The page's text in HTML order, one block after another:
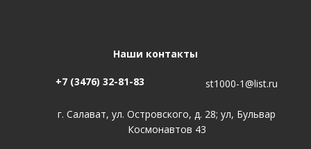
Наши контакты
+7 (3476) 32-81-83 st1000-1@list.ru
г. Салават, ул. Островского, д. 28; ул, Бульвар
Космонавтов 43